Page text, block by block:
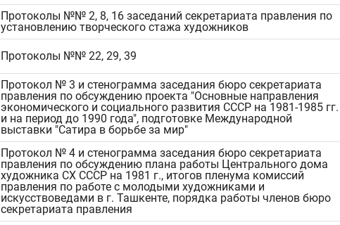
Протоколы №№ 2, 8, 16 заседаний секретариата правления по
установлению творческого стажа художников
Протоколы №№ 22, 29, 39
Протокол № 3 и стенограмма заседания бюро секретариата
правления по обсуждению проекта "Основные направления
экономического и социального развития СССР на 1981-1985 гг.
и на период до 1990 года", подготовке Международной
выставки "Сатира в борьбе за мир"
Протокол № 4 и стенограмма заседания бюро секретариата
правления по обсуждению плана работы Центрального дома
художника СХ СССР на 1981 г., итогов пленума комиссий
правления по работе с молодыми художниками и
искусствоведами в г. Ташкенте, порядка работы членов бюро
секретариата правления